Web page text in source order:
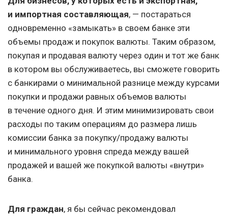
и импортная составляющая, — постараться
одновременно «замыкать» в своем банке эти
объемы продаж и покупок валюты. Таким образом,
покупая и продавая валюту через один и тот же банк
в котором вы обслуживаетесь, вы сможете говорить
с банкирами о минимальной разнице между курсами
покупки и продажи равных объемов валюты
в течение одного дня. И этим минимизировать свои
расходы по таким операциям до размера лишь
комиссии банка за покупку/продажу валюты
и минимального уровня спреда между вашей
продажей и вашей же покупкой валюты «внутри»
банка.
Для граждан, я бы сейчас рекомендовал